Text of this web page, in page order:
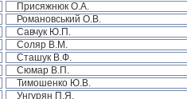
Присяжнюк О.А.
Романовський О.В.
Савчук Ю.П.
Соляр В.М.
Сташук В.Ф.
Сюмар В.П.
Тимошенко Ю.В.
Унгурян П.Я.